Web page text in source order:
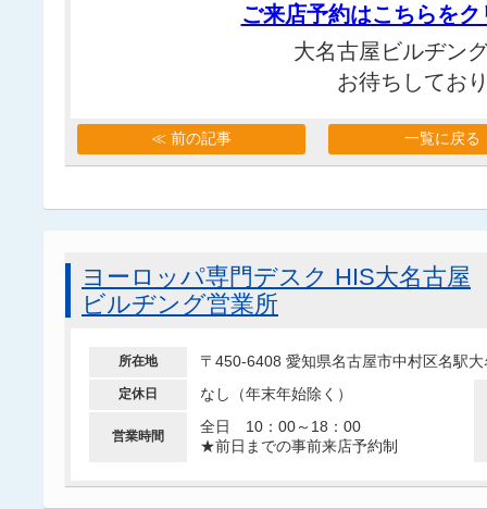
ご来店予約はこちらをク
大名古屋ビルヂン
お待ちしてお
≪ 前の記事 一覧に戻る
ヨーロッパ専門デスク HIS大名古屋
ビルヂング営業所
所在地 〒450-6408 愛知県名古屋市中村区名駅
定休日 なし（年末年始除く）
営業時間
全日 10：00～18：00
★前日までの事前来店予約制